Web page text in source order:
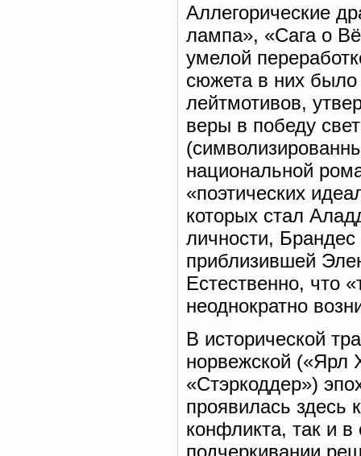
Аллегорические
лампа», «Сага о
умелой
сюжета в них было
лейтмотивов,
веры в победу
национальной
«поэтических
которых стал
личности,
приблизившей
Естественно, что
неоднократно
В исторической
норвежской («Ярл
«Стэркоддер»)
проявилась здесь
конфликта, так и
подчеркивании